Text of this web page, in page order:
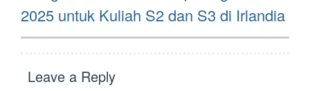
2025 untuk Kuliah S2 dan S3 di Irlandia
Leave a Reply